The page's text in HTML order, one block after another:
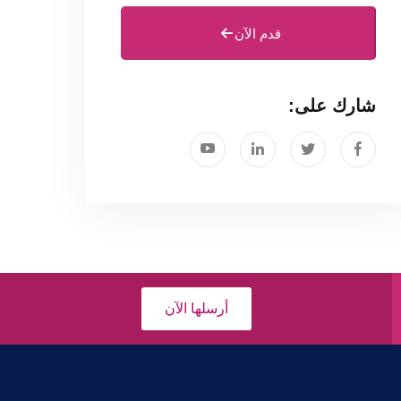
قدم الآن
شارك على:
أرسلها الآن